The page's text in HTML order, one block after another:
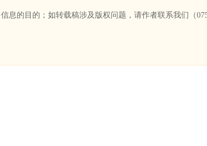
息的目的；如转载稿涉及版权问题，请作者联系我们（